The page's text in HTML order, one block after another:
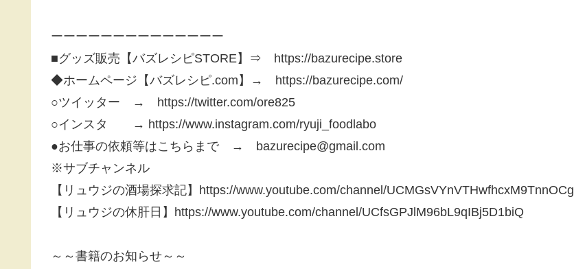
ーーーーーーーーーーーーーー
■グッズ販売【バズレシピSTORE】⇒ https://bazurecipe.store
◆ホームページ【バズレシピ.com】→ https://bazurecipe.com/
○ツイッター → https://twitter.com/ore825
○インスタ → https://www.instagram.com/ryuji_foodlabo
●お仕事の依頼等はこちらまで → bazurecipe@gmail.com
※サブチャンネル
【リュウジの酒場探求記】https://www.youtube.com/channel/UCMGsVYnVTHwfhcxM9TnnOCg
【リュウジの休肝日】https://www.youtube.com/channel/UCfsGPJlM96bL9qIBj5D1biQ
～～書籍のお知らせ～～